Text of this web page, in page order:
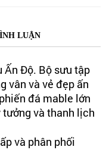
LUẬN
Ấn Độ. Bộ sưu tập
vân và vẻ đẹp ấn
đá mable lớn
và thanh lịch
và phân phối